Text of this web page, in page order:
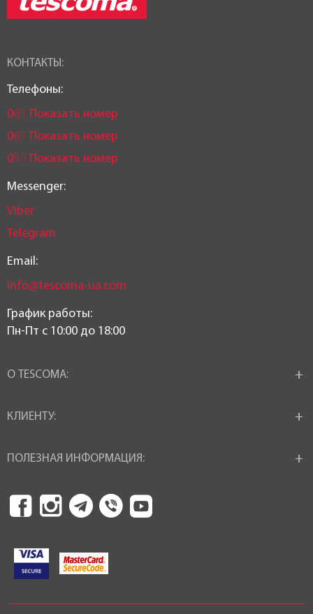
КОНТАКТЫ:
Телефоны:
063 Показать номер
067 Показать номер
050 Показать номер
Messenger:
Viber
Telegram
Email:
info@tescoma-ua.com
График работы:
Пн-Пт c 10:00 до 18:00
О TESCOMA:
КЛИЕНТУ:
ПОЛЕЗНАЯ ИНФОРМАЦИЯ: